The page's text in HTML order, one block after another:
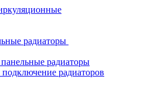
радиаторы
радиаторы
радиаторов